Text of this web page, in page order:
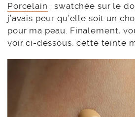
Porcelain : swatchée sur le
j’avais peur qu’elle soit un
pour ma peau. Finalement,
voir ci-dessous, cette teinte